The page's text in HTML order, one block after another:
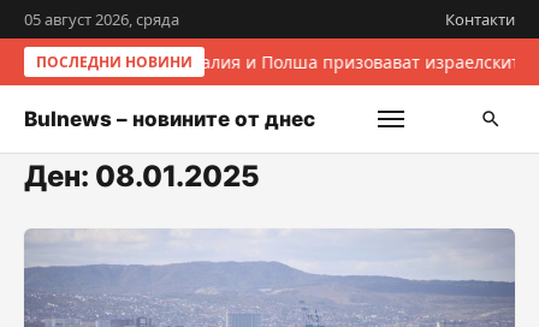
05 август 2026, сряда Контакти
ПОСЛЕДНИ НОВИНИИталия и Полша призовават израелските
Bulnews – новините от днес
Ден: 08.01.2025